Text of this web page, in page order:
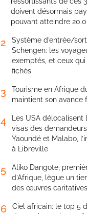
doivent désormais
pouvant atteindre
2
Système d’entrée/
Schengen: les
exemptés, et ceux
fichés
3
Tourisme en Afrique
maintient son avance
4
Les USA délocalisent
visas des
Yaoundé et Malabo,
à Libreville
5
Aliko Dangote,
d’Afrique, lègue un
des œuvres caritatives
6
Ciel africain: le top 5